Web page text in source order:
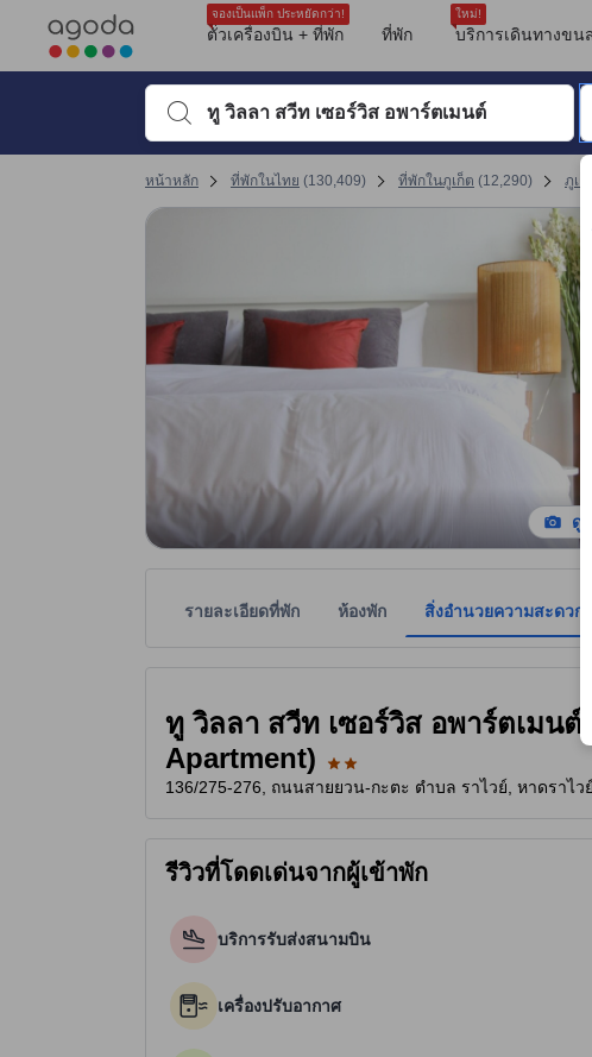
จองเป็นแพ็ก ประหยัดกว่า!
ตั๋วเครื่องบิน + ที่พัก ที่พัก
ใหม่!
บริการเดินทางขน
พิมพ์ชื่อที่พักหรือคำที่ต้องการค้นหา จากนั้นใช้ปุ่มลูกศรหรือปุ่ม Tab
ก
หน้าหลัก ที่พักในไทย (130,409) ที่พักในภูเก็ต (12,290) ภูเก็
ดู
รายละเอียดที่พัก ห้องพัก สิ่งอำนวยความสะดวก
ทู วิลลา สวีท เซอร์วิส อพาร์ตเมนต์
Apartment)
136/275-276, ถนนสายยวน-กะตะ ตำบล ราไวย์, หาดราไว
รีวิวที่โดดเด่นจากผู้เข้าพัก
บริการรับส่งสนามบิน
เครื่องปรับอากาศ
รีวิวทั้งหมดของอโกด้ามาจากผู้เข้าพักจริง ซึ่งเขียนหลังจากการเดินทางไปเข้าพัก
ความสะอาด 8 เต็ม 10 คะแนน ถือว่าได้คะแนนสูงในภูเก็ต
สิ่งอำนวยความสะดวก 8.1 เต็ม 10 คะแนน ถือว่าได้คะแนนสูงในภูเก็ต
ความสะดวกสบายและคุณภาพของห้องพัก 8 เต็ม 10 คะแนน ถือว่าได้คะแนนสูงในภูเก็ต
การให้บริการของพนักงาน 8 เต็ม 10 คะแนน ถือว่าได้คะแนนสูงในภูเก็ต
คุ้มค่ากับเงินที่จ่าย 8.8 เต็ม 10 คะแนน ถือว่าได้คะแนนสูงในภูเก็ต